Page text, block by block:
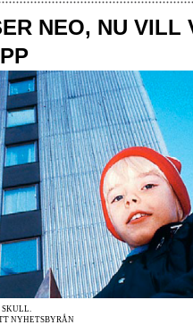
NEO, NU VILL
NYHETSBYRÅN